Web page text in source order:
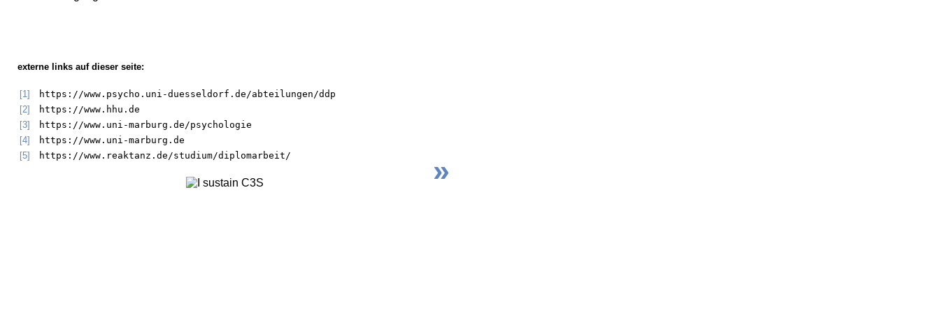
externe links auf dieser seite:
[1]
https://www.psycho.uni-duesseldorf.de/abteilungen/ddp
[2]
https://www.hhu.de
[3]
https://www.uni-marburg.de/psychologie
[4]
https://www.uni-marburg.de
[5]
https://www.reaktanz.de/studium/diplomarbeit/ »